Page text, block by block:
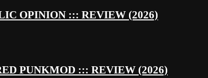
OPINION ::: REVIEW (2026)
PUNKMOD ::: REVIEW (2026)